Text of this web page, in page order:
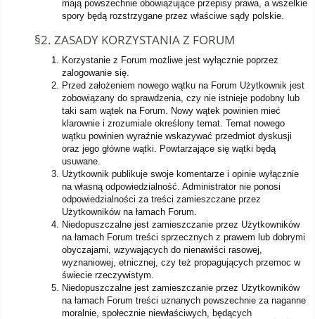
mają powszechnie obowiązujące przepisy prawa, a wszelkie
spory będą rozstrzygane przez właściwe sądy polskie.
§2. ZASADY KORZYSTANIA Z FORUM
Korzystanie z Forum możliwe jest wyłącznie poprzez
zalogowanie się.
Przed założeniem nowego wątku na Forum Użytkownik jest
zobowiązany do sprawdzenia, czy nie istnieje podobny lub
taki sam wątek na Forum. Nowy wątek powinien mieć
klarownie i zrozumiale określony temat. Temat nowego
wątku powinien wyraźnie wskazywać przedmiot dyskusji
oraz jego główne wątki. Powtarzające się wątki będą
usuwane.
Użytkownik publikuje swoje komentarze i opinie wyłącznie
na własną odpowiedzialność. Administrator nie ponosi
odpowiedzialności za treści zamieszczane przez
Użytkowników na łamach Forum.
Niedopuszczalne jest zamieszczanie przez Użytkowników
na łamach Forum treści sprzecznych z prawem lub dobrymi
obyczajami, wzywających do nienawiści rasowej,
wyznaniowej, etnicznej, czy też propagujących przemoc w
świecie rzeczywistym.
Niedopuszczalne jest zamieszczanie przez Użytkowników
na łamach Forum treści uznanych powszechnie za naganne
moralnie, społecznie niewłaściwych, będących